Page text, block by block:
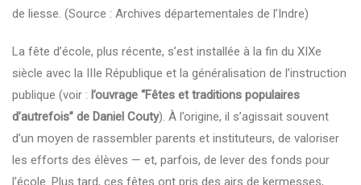
de liesse. (Source : Archives départementales de l’Indre)
La fête d’école, plus récente, s’est installée à la fin du XIXe
siècle avec la IIIe République et la généralisation de l’instruction
publique (voir : l’ouvrage “Fêtes et traditions populaires
d’autrefois” de Daniel Couty). À l’origine, il s’agissait souvent
d’un moyen de rassembler parents et instituteurs, de valoriser
les efforts des élèves — et, parfois, de lever des fonds pour
l’école. Plus tard, ces fêtes ont pris des airs de kermesses,